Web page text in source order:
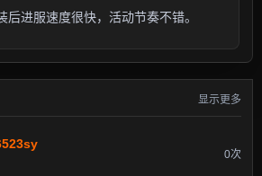
后进服速度很快，活动节奏不错。
显示更多
0次